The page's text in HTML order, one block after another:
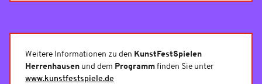
Weitere Informationen zu den KunstFestSpielen
Herrenhausen und dem Programm finden Sie unter
www.kunstfestspiele.de